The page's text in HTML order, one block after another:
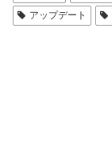
アップデート